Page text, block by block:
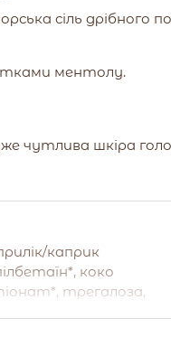
сіль дрібного
ментолу.
чутлива шкіра
каприк
коко
трегалоза,